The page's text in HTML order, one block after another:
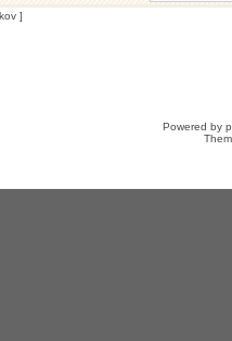
]
Powered by